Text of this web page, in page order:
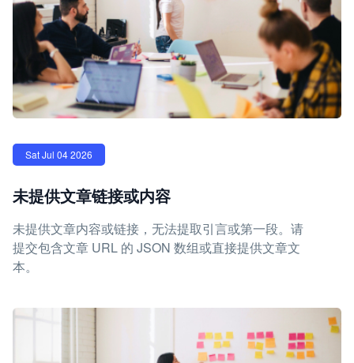
Sat Jul 04 2026
未提供文章链接或内容
未提供文章内容或链接，无法提取引言或第一段。请
提交包含文章 URL 的 JSON 数组或直接提供文章文
本。